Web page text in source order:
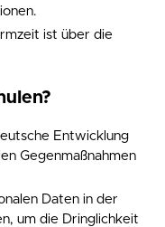
ist über die
Entwicklung
Gegenmaßnahmen
Daten in der
um die Dringlichkeit